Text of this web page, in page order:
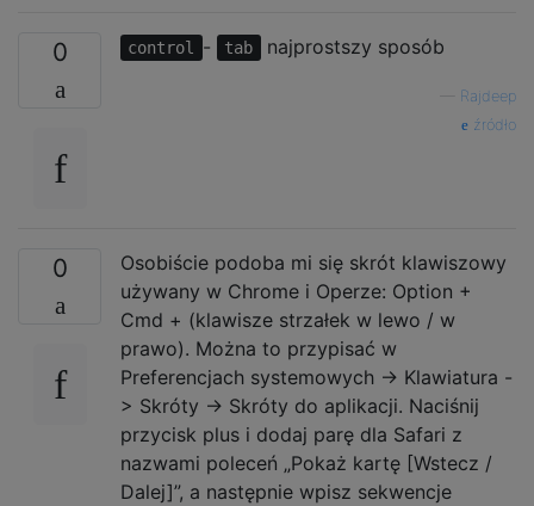
0 control - tab najprostszy sposób
Rajdeep
źródło
0
Osobiście podoba mi się skrót klawiszowy
używany w Chrome i Operze: Option +
Cmd + (klawisze strzałek w lewo / w
prawo). Można to przypisać w
Preferencjach systemowych -> Klawiatura -
> Skróty -> Skróty do aplikacji. Naciśnij
przycisk plus i dodaj parę dla Safari z
nazwami poleceń „Pokaż kartę [Wstecz /
Dalej]”, a następnie wpisz sekwencje